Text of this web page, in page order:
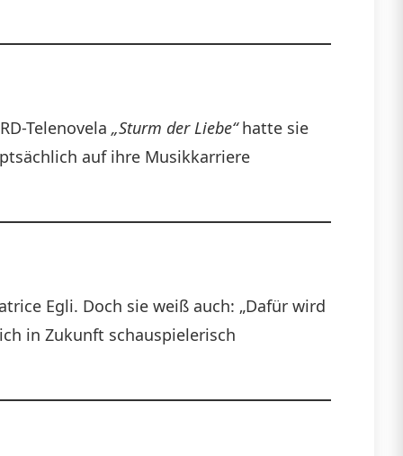
Telenovela „Sturm der Liebe“hatte sie
auf ihre Musikkarriere
Egli. Doch sie weiß auch: „Dafür wird
in Zukunft schauspielerisch